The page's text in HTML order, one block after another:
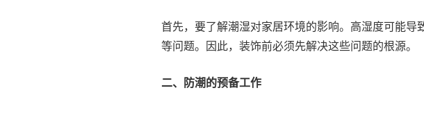
首先，要了解潮湿对家居环境的影响。高湿度可能
等问题。因此，装饰前必须先解决这些问题的根源。
二、防潮的预备工作